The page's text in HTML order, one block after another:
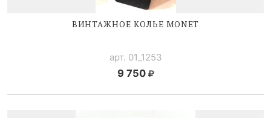
ВИНТАЖНОЕ КОЛЬЕ MONET
арт. 01_1253
9 750